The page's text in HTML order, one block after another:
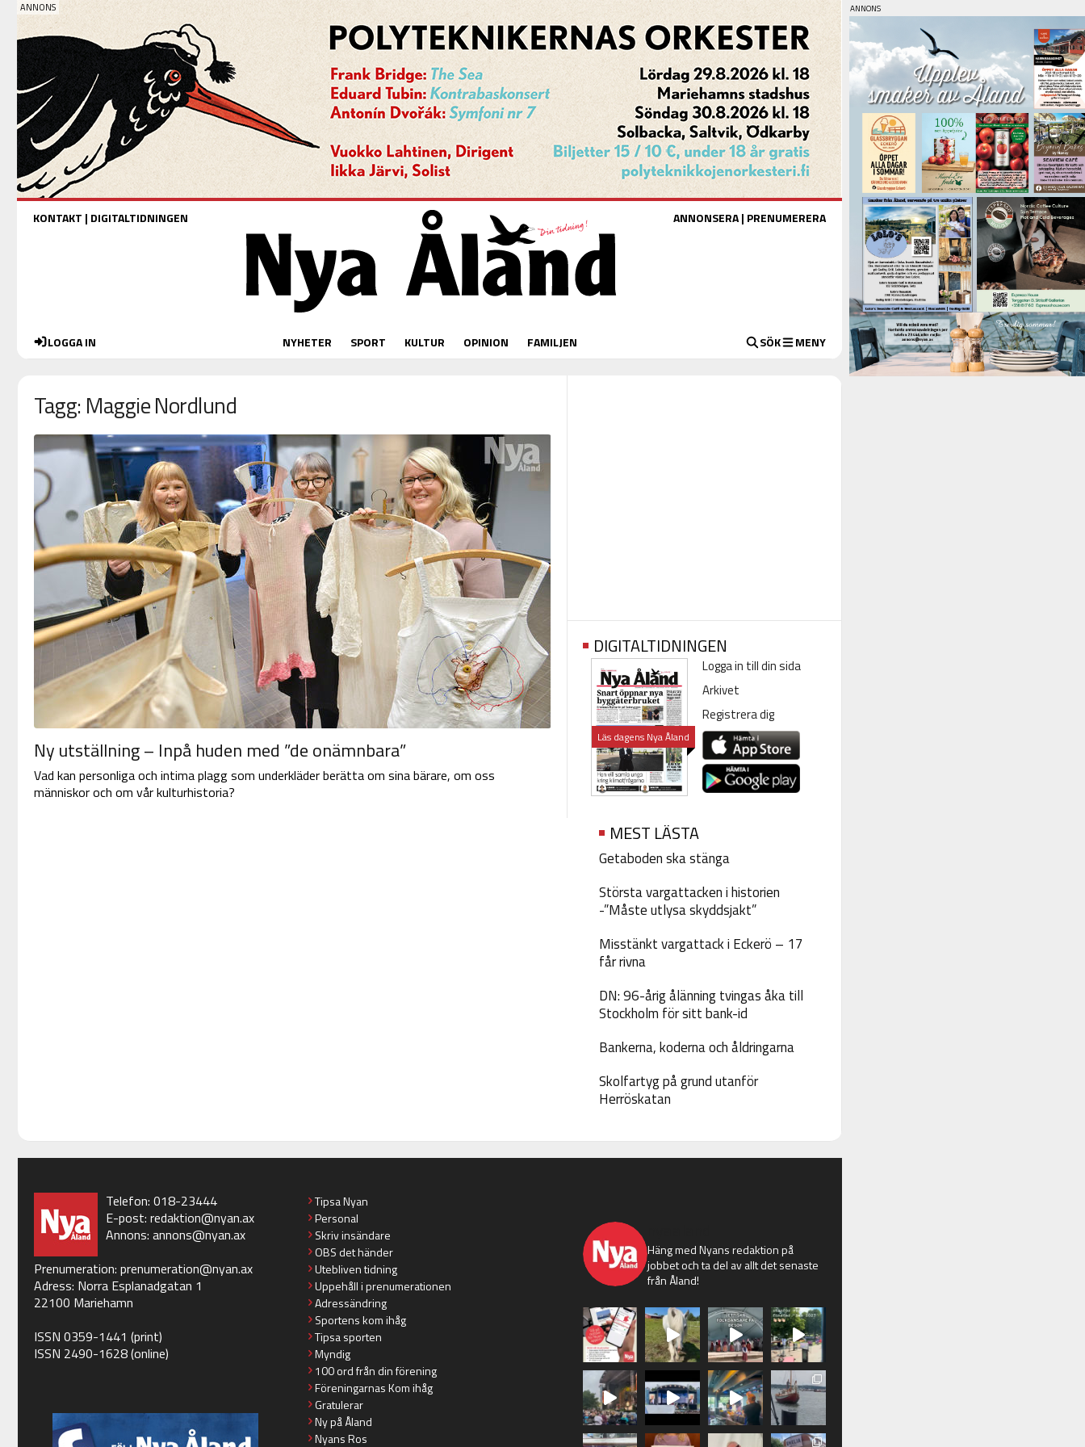
KONTAKT | DIGITALTIDNINGEN ANNONSERA| PRENUMERERA
LOGGA IN NYHETER SPORT KULTUR OPINION FAMILJEN SÖK MENY
Tagg: Maggie Nordlund
Ny utställning – Inpå huden med ”de onämnbara”
Vad kan personliga och intima plagg som underkläder berätta om sina bärare, om oss
människor och om vår kulturhistoria?
DIGITALTIDNINGEN
Läs dagens Nya Åland
Logga in till din sida
Arkivet
Registrera dig
MEST LÄSTA
Getaboden ska stänga
Största vargattacken i historien
-”Måste utlysa skyddsjakt”
Misstänkt vargattack i Eckerö – 17
får rivna
DN: 96-årig ålänning tvingas åka till
Stockholm för sitt bank-id
Bankerna, koderna och åldringarna
Skolfartyg på grund utanför
Herröskatan
Telefon: 018-23444
E-post: redaktion@nyan.ax
Annons: annons@nyan.ax
Prenumeration: prenumeration@nyan.ax
Adress: Norra Esplanadgatan 1
22100 Mariehamn
ISSN 0359-1441 (print)
ISSN 2490-1628 (online)
Tipsa Nyan
Personal
Skriv insändare
OBS det händer
Utebliven tidning
Uppehåll i prenumerationen
Adressändring
Sportens kom ihåg
Tipsa sporten
Myndig
100 ord från din förening
Föreningarnas Kom ihåg
Gratulerar
Ny på Åland
Nyans Ros
Häng med Nyans redaktion på
jobbet och ta del av allt det senaste
från Åland!